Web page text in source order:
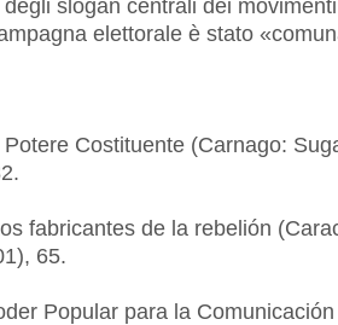
slogan centrali dei
elettorale è stato
Costituente (Carnago:
fabricantes de la rebelión
65.
Popular para la